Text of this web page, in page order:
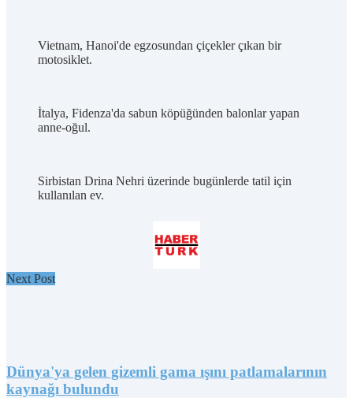
Vietnam, Hanoi'de egzosundan çiçekler çıkan bir
motosiklet.
İtalya, Fidenza'da sabun köpüğünden balonlar yapan
anne-oğul.
Sirbistan Drina Nehri üzerinde bugünlerde tatil için
kullanılan ev.
Next Post
Dünya'ya gelen gizemli gama ışını patlamalarının
kaynağı bulundu